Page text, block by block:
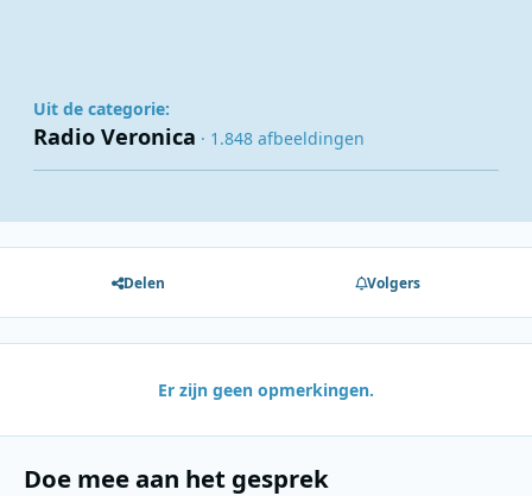
Uit de categorie:
Radio Veronica · 1.848 afbeeldingen
Delen Volgers
Er zijn geen opmerkingen.
Doe mee aan het gesprek